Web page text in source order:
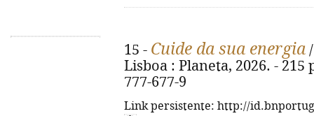
15 - Cuide da sua energia
Lisboa : Planeta, 2026. - 215
777-677-9
Link persistente: http://